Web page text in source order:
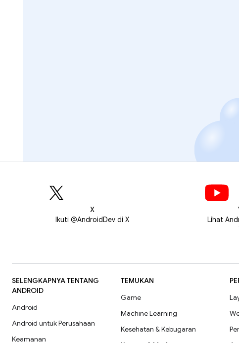
X
Ikuti @AndroidDev di X
Lihat
SELENGKAPNYA TENTANG
ANDROID
Android
Android untuk Perusahaan
Keamanan
TEMUKAN
Game
Machine Learning
Kesehatan & Kebugaran